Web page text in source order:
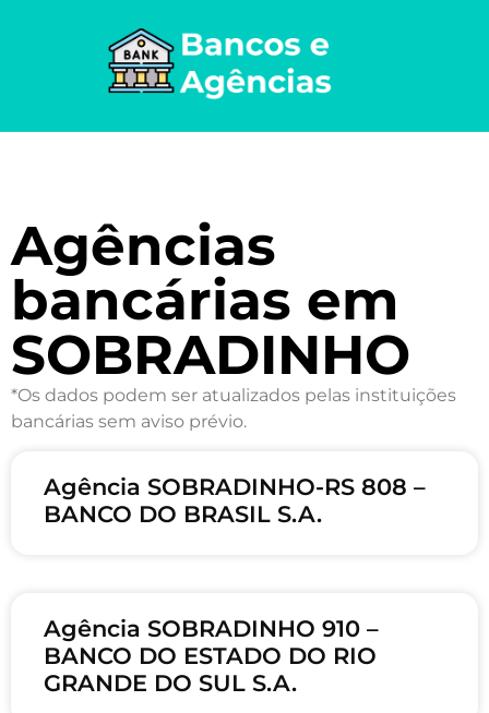
Agências
bancárias em
SOBRADINHO
*Os dados podem ser atualizados pelas instituições
bancárias sem aviso prévio.
Agência SOBRADINHO-RS 808 –
BANCO DO BRASIL S.A.
Agência SOBRADINHO 910 –
BANCO DO ESTADO DO RIO
GRANDE DO SUL S.A.